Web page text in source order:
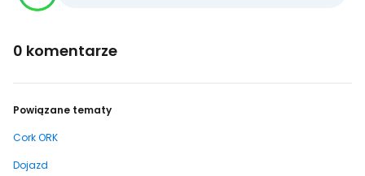
0 komentarze
Powiązane tematy
Cork ORK
Dojazd